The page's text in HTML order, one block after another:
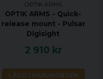
OPTIK ARMS
OPTIK ARMS - Quick-
release mount - Pulsar
Digisight
2 910 kr
LÄGG I VARUKORGEN